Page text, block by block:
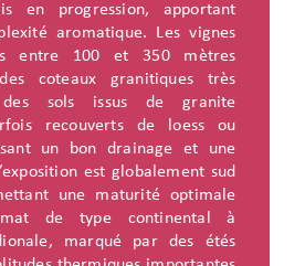
en progression, apportant
aromatique. Les vignes
entre 100 et 350 mètres
coteaux granitiques très
sols issus de granite
recouverts de loess ou
un bon drainage et une
est globalement sud
une maturité optimale
de type continental à
marqué par des étés